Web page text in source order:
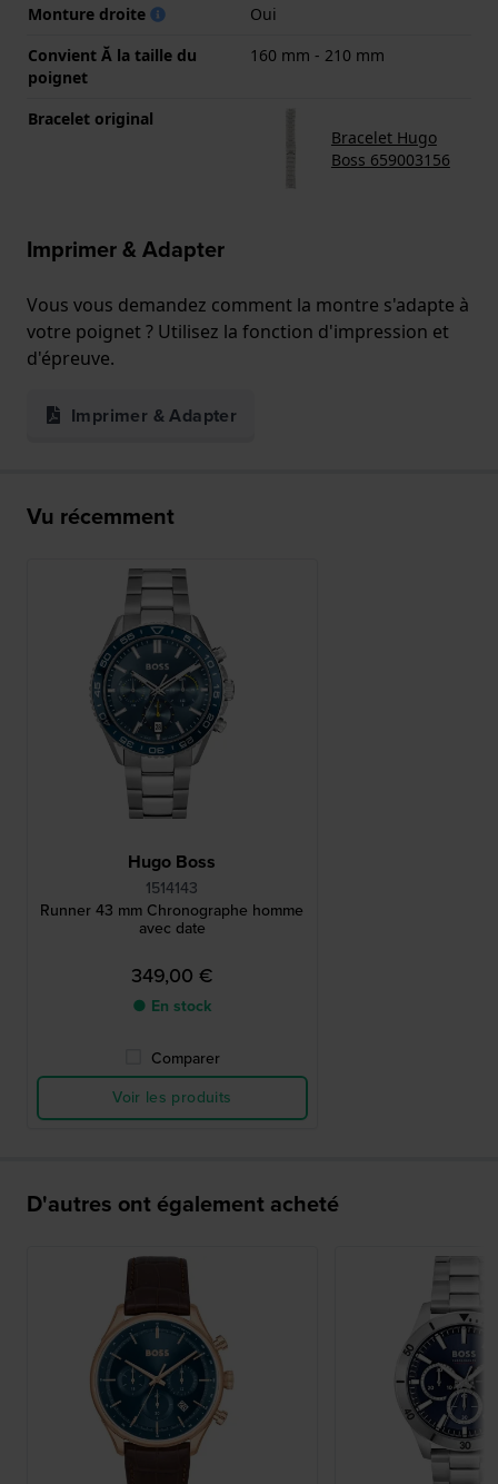
Monture droite
Oui
Convient Ă la taille du
poignet
160 mm - 210 mm
Bracelet original
Bracelet Hugo
Boss 659003156
Imprimer & Adapter
Vous vous demandez comment la montre s'adapte à
votre poignet ? Utilisez la fonction d'impression et
d'épreuve.
Imprimer & Adapter
Vu récemment
Hugo Boss
1514143
Runner 43 mm Chronographe homme
avec date
349,00 €
● En stock
Comparer
Voir les produits
D'autres ont également acheté